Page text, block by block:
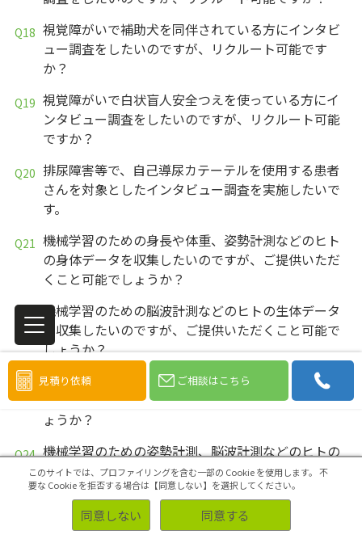
視覚障がいで補助犬を同伴されている方にインタビ
ュー調査をしたいのですが、リクルート可能です
か？
視覚障がいで白状盲人安全つえを使っている方にイ
ンタビュー調査をしたいのですが、リクルート可能
ですか？
排尿障害等で、自己導尿カテーテルを使用する患者
さんを対象としたインタビュー調査を実施したいで
す。
機械学習のための身長や体重、姿勢計測などのヒト
の身体データを収集したいのですが、ご提供いただ
くこと可能でしょうか？
機械学習のための脳波計測などのヒトの生体データ
を収集したいのですが、ご提供いただくこと可能で
しょうか？
機械学習のためのヒトの表情などの被写体の写真を
収集したいのですが、ご提供いただくこと可能でし
ょうか？
機械学習のための姿勢計測、脳波計測などのヒトの
数値データを収集したいのですが、ご提供いただく
こと可能でしょうか？
機械学習のためのヒトの表情などの画像データを収
見積り依頼 ご相談はこちら
このサイトでは、プロファイリングを含む一部の Cookie を使用します。 不
要な Cookie を拒否する場合は【同意しない】を選択してください。
同意しない 同意する